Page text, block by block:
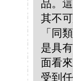
品。
其不
「同
是具
面看
受到